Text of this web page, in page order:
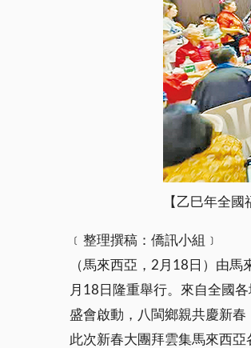
【乙巳年全
﹝整理撰稿：僑訊小組﹞
（馬來西亞，2月18日）由
月18日隆重舉行。來自全國
盛會啟動，八閩鄉親共慶新春
此次新春大團拜雲集馬來西